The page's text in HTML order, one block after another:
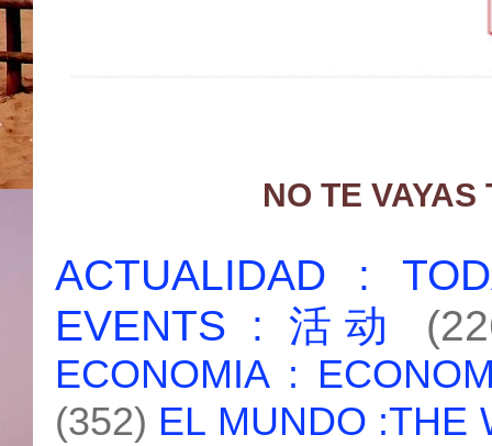
NO TE
ACTUALIDAD :
EVENTS : 活动
ECONOMIA :
(352) EL MUNDO :THE